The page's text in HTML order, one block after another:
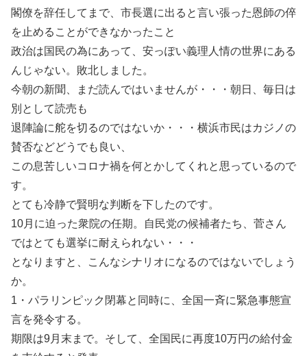
閣僚を辞任してまで、市長選に出ると言い張った恩師の倅
を止めることができなかったこと
政治は国民の為にあって、安っぽい義理人情の世界にある
んじゃない。敗北しました。
今朝の新聞、まだ読んではいませんが・・・朝日、毎日は
別として読売も
退陣論に舵を切るのではないか・・・横浜市民はカジノの
賛否などどうでも良い、
この息苦しいコロナ禍を何とかしてくれと思っているので
す。
とても冷静で賢明な判断を下したのです。
10月に迫った衆院の任期。自民党の候補者たち、菅さん
ではとても選挙に耐えられない・・・
となりますと、こんなシナリオになるのではないでしょう
か。
1・パラリンピック閉幕と同時に、全国一斉に緊急事態宣
言を発令する。
期限は9月末まで。そして、全国民に再度10万円の給付金